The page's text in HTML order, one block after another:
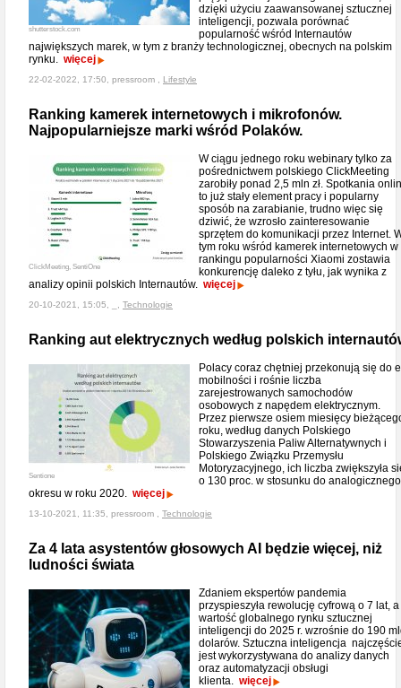
shutterstock.com
dzięki użyciu zaawansowanej sztucznej
inteligencji, pozwala porównać
popularność wśród Internautów
największych marek, w tym z branży technologicznej, obecnych na polskim
rynku. więcej
22-02-2022, 17:50, pressroom , Lifestyle
Ranking kamerek internetowych i mikrofonów.
Najpopularniejsze marki wśród Polaków.
ClickMeeting, SentiOne
W ciągu jednego roku webinary tylko za
pośrednictwem polskiego ClickMeeting
zarobiły ponad 2,5 mln zł. Spotkania
to już stały element pracy i popularny
sposób na zarabianie, trudno więc się
dziwić, że wzrosło zainteresowanie
sprzętem do komunikacji przez Internet.
tym roku wśród kamerek internetowych w
rankingu popularności Xiaomi zostawia
konkurencję daleko z tyłu, jak wynika z
analizy opinii polskich Internautów. więcej
20-10-2021, 15:05, _, Technologie
Ranking aut elektrycznych według polskich
Sentione
Polacy coraz chętniej przekonują się do
mobilności i rośnie liczba
zarejestrowanych samochodów
osobowych z napędem elektrycznym.
Przez pierwsze osiem miesięcy
roku, według danych Polskiego
Stowarzyszenia Paliw Alternatywnych i
Polskiego Związku Przemysłu
Motoryzacyjnego, ich liczba zwiększyła
o 130 proc. w stosunku do analogicznego
okresu w roku 2020. więcej
13-10-2021, 11:35, pressroom , Technologie
Za 4 lata asystentów głosowych AI będzie więcej, niż
ludności świata
Zdaniem ekspertów pandemia
przyspieszyła rewolucję cyfrową o 7 lat, a
wartość globalnego rynku sztucznej
inteligencji do 2025 r. wzrośnie do 190
dolarów. Sztuczna inteligencja
jest wykorzystywana do analizy danych
oraz automatyzacji obsługi
klienta. więcej